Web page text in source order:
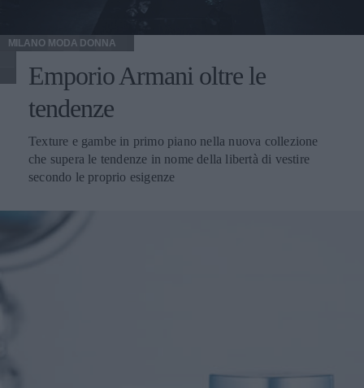
MILANO MODA DONNA
Emporio Armani oltre le
tendenze
Texture e gambe in primo piano nella nuova collezione
che supera le tendenze in nome della libertà di vestire
secondo le proprio esigenze